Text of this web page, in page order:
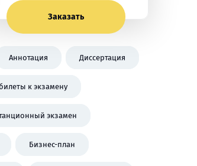
Заказать
Аннотация Диссертация
к экзамену
экзамен
Бизнес-план